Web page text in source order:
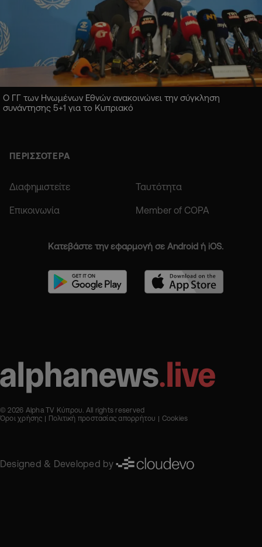
Ο ΓΓ των Ηνωμένων Εθνών ανακοινώνει την σύγκληση
συνάντησης 5+1 για το Κυπριακό
ΠΕΡΙΣΣΟΤΕΡΑ
Διαφημιστείτε Ταυτότητα
Επικοινωνία Member of COPA
Κατεβάστε την εφαρμογή σε Android ή iOS.
© 2026 Alpha TV Κύπρου. All rights reserved
Όροι χρήσης
Πολιτική προστασίας απορρήτου Cookies
Designed & Developed by